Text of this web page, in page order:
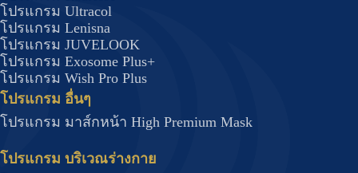
โปรแกรม Ultracol
โปรแกรม Lenisna
โปรแกรม JUVELOOK
โปรแกรม Exosome Plus+
โปรแกรม Wish Pro Plus
โปรแกรม อื่นๆ
โปรแกรม มาส์กหน้า High Premium Mask
โปรแกรม บริเวณร่างกาย